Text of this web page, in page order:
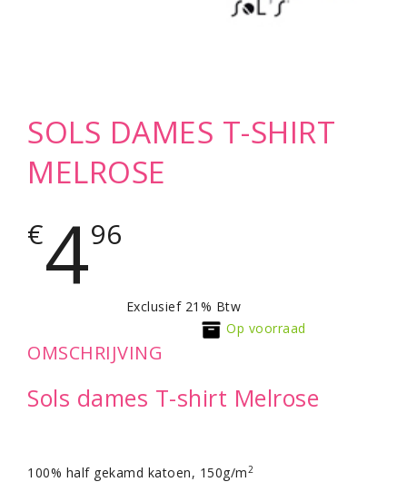
SOLS DAMES T-SHIRT
MELROSE
€496
Exclusief 21% Btw
Op voorraad
OMSCHRIJVING
Sols dames T-shirt Melrose
100% half gekamd katoen, 150g/m 2